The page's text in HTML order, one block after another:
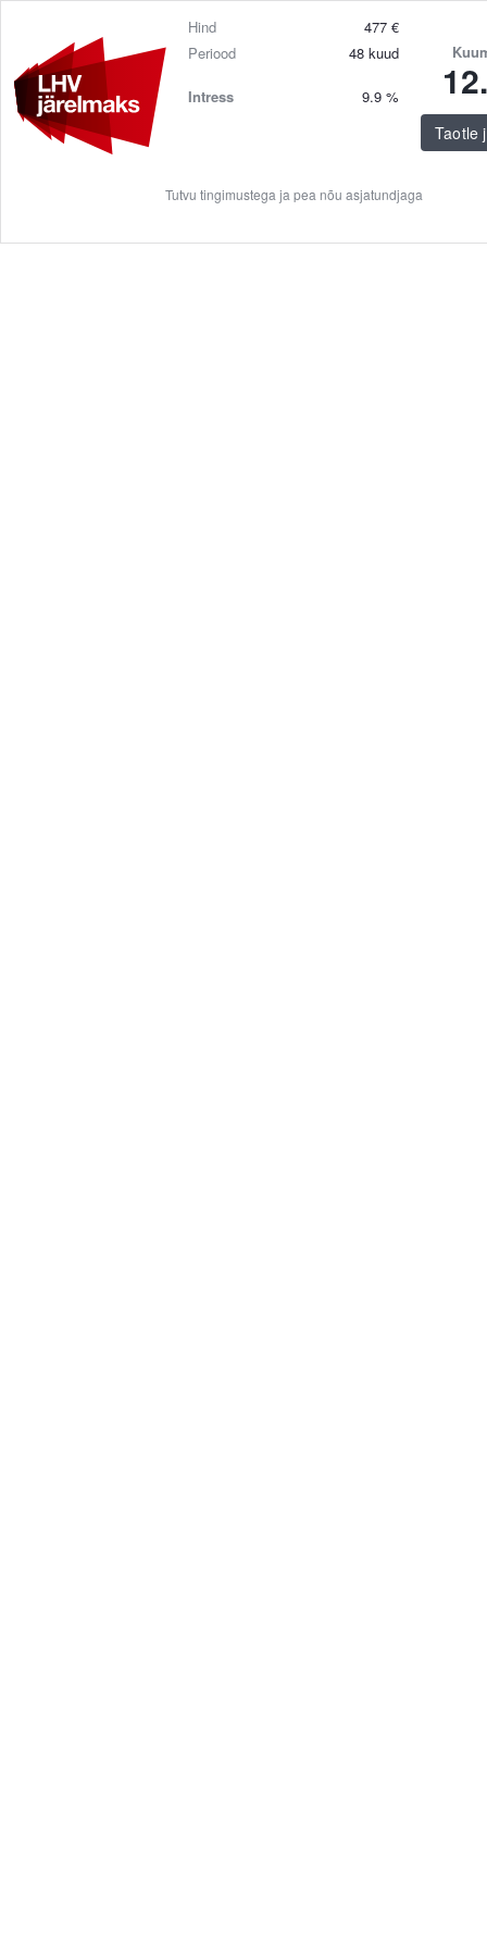
Hind 477 €
Periood
48 kuud
Intress 9.9 %
Taotle
Tutvu tingimustega ja pea nõu asjatundjaga